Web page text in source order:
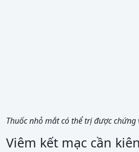
Thuốc nhỏ mắt có thể trị được
Viêm kết mạc cần